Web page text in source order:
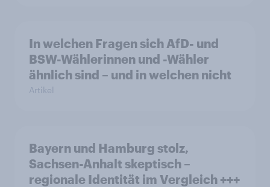
In welchen Fragen sich AfD- und
BSW-Wählerinnen und -Wähler
ähnlich sind – und in welchen nicht
Artikel
Bayern und Hamburg stolz,
Sachsen-Anhalt skeptisch –
regionale Identität im Vergleich +++